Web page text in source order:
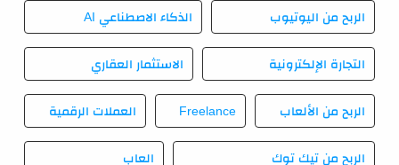
الربح من اليوتيوب الذكاء الاصطناعي AI
التجارة الإلكترونية الاستثمار العقاري
الربح من الألعاب Freelance العملات الرقمية
الربح من تيك توك العاب